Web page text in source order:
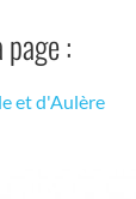
:
et d'Aulère